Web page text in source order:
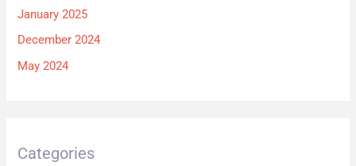
January 2025
December 2024
May 2024
Categories